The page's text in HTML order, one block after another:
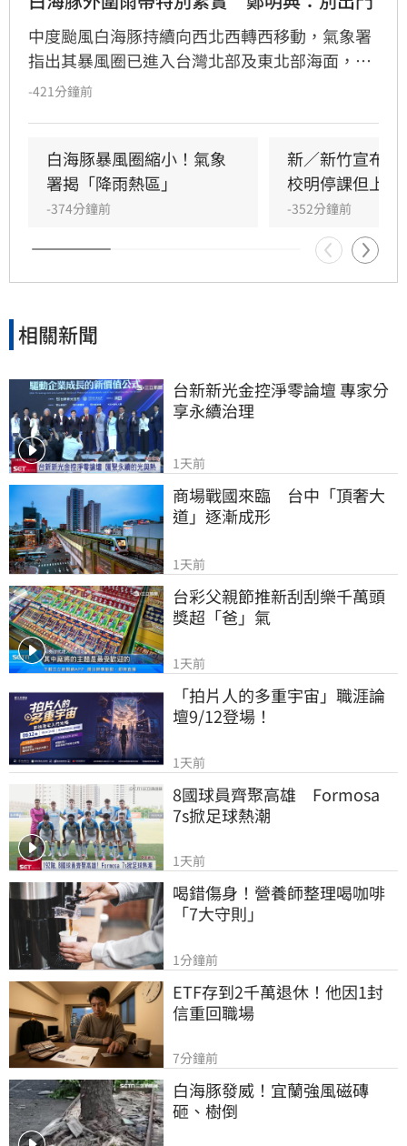
中度颱風白海豚持續向西北西轉西移動，氣象署
指出其暴風圈已進入台灣北部及東北部海面，構
成明顯威脅。氣象粉專「台灣颱風論壇」提醒，
眾今晚避免外出，強調雨帶伴隨強陣風，需特別
留意掉落物與斷樹等潛在危險，請民眾務必做好
防颱準備，並密切關注最新天氣預報以確保安
-421分鐘前
白海豚暴風圈縮小！氣象
署揭「降雨熱區」
-374分鐘前
新／新竹宣布
校明停課但上班
-352分鐘前
相關新聞
台新新光金控淨零論壇 專家分
享永續治理
1天前
商場戰國來臨　台中「頂奢大
道」逐漸成形
1天前
台彩父親節推新刮刮樂千萬頭
獎超「爸」氣
1天前
「拍片人的多重宇宙」職涯論
壇9/12登場！
1天前
8國球員齊聚高雄　Formosa
7s掀足球熱潮
1天前
喝錯傷身！營養師整理喝咖啡
「7大守則」
1分鐘前
ETF存到2千萬退休！他因1封
信重回職場
7分鐘前
白海豚發威！宜蘭強風磁磚
砸、樹倒